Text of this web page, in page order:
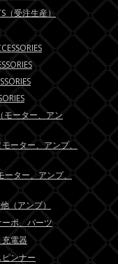
（受注生産）
モーター、アン
モーター、アンプ、
ーター、アンプ、
（アンプ）
ボ、パーツ
電器
ンナー